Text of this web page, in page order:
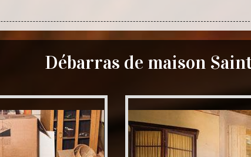
Débarras de maison